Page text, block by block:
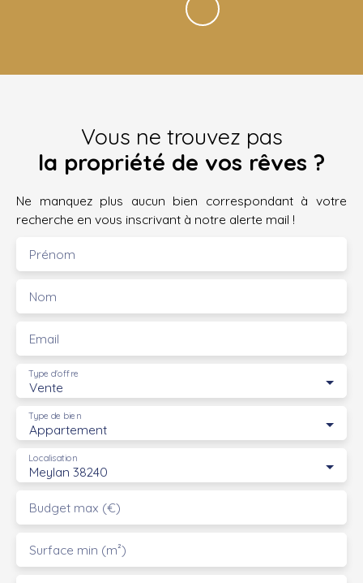
Vous ne trouvez pas
la propriété de vos rêves ?
Ne manquez plus aucun bien correspondant à votre
recherche en vous inscrivant à notre alerte mail !
Prénom
Nom
Email
Vente
Type d'offre
Appartement
Type de bien
Meylan 38240
Localisation
Budget max (€)
Surface min (m²)